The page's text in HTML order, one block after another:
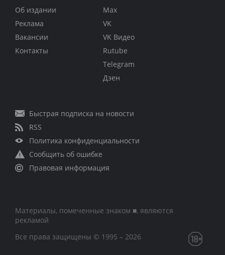
Об издании
Реклама
Вакансии
Контакты
Max
VK
VK Видео
Rutube
Telegram
Дзен
Быстрая подписка на новости
RSS
Политика конфиденциальности
Сообщить об ошибке
Правовая информация
Материалы, помеченные знаком ■, являются
рекламой
Все права защищены © 1995 – 2026